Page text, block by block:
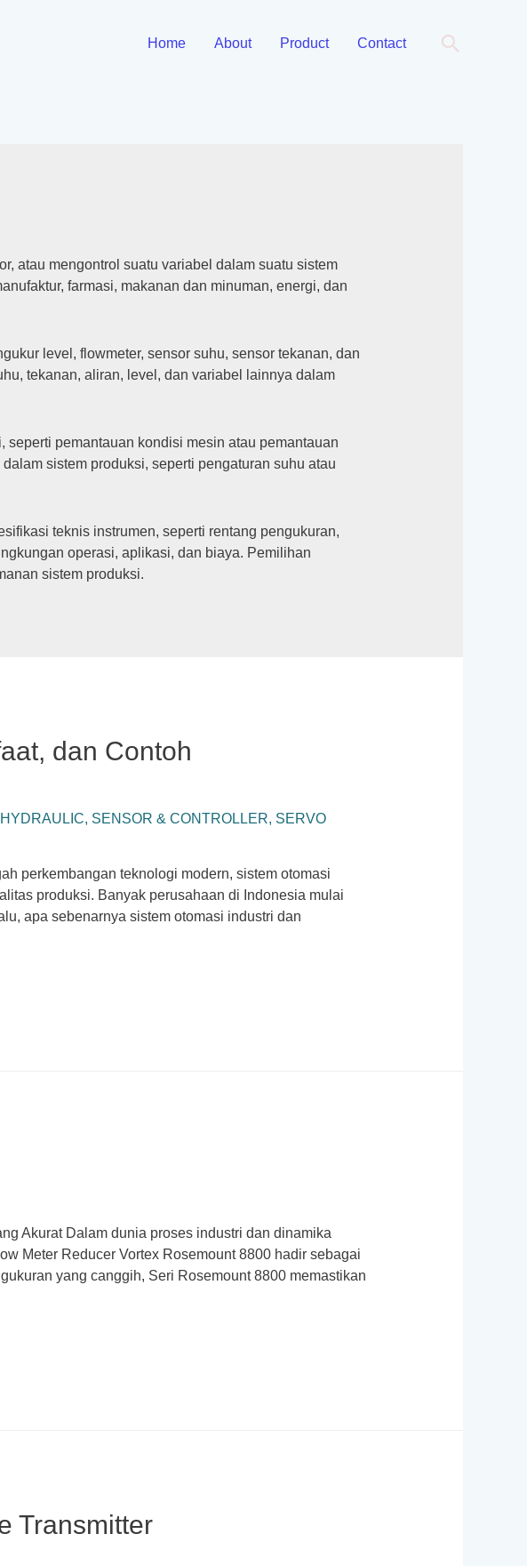
Home About Product Contact Cari
atau mengontrol suatu variabel dalam suatu sistem
farmasi, makanan dan minuman, energi, dan
level, flowmeter, sensor suhu, sensor tekanan, dan
tekanan, aliran, level, dan variabel lainnya dalam
seperti pemantauan kondisi mesin atau pemantauan
sistem produksi, seperti pengaturan suhu atau
teknis instrumen, seperti rentang pengukuran,
operasi, aplikasi, dan biaya. Pemilihan
sistem produksi.
dan Contoh
, SENSOR & CONTROLLER, SERVO
perkembangan teknologi modern, sistem otomasi
produksi. Banyak perusahaan di Indonesia mulai
apa sebenarnya sistem otomasi industri dan
Akurat Dalam dunia proses industri dan dinamika
Meter Reducer Vortex Rosemount 8800 hadir sebagai
yang canggih, Seri Rosemount 8800 memastikan
Transmitter